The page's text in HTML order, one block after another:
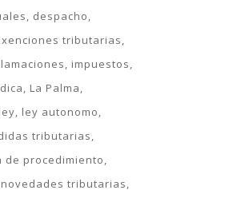
despacho
tributarias
impuestos
La Palma
ley ley autonomo
tributarias
de procedimiento
novedades tributarias